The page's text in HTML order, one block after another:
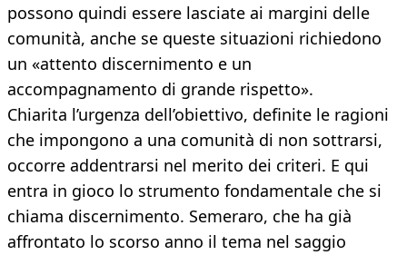
possono quindi essere lasciate ai margini delle
comunità, anche se queste situazioni richiedono
un «attento discernimento e un
accompagnamento di grande rispetto».
Chiarita l’urgenza dell’obiettivo, definite le ragioni
che impongono a una comunità di non sottrarsi,
occorre addentrarsi nel merito dei criteri. E qui
entra in gioco lo strumento fondamentale che si
chiama discernimento. Semeraro, che ha già
affrontato lo scorso anno il tema nel saggio